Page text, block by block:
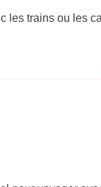
les trains ou les